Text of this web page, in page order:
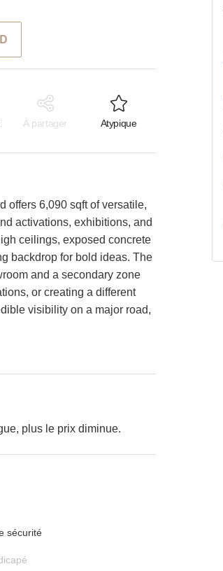
À partager Atypique
offers 6,090 sqft of versatile,
activations, exhibitions, and
ceilings, exposed concrete
backdrop for bold ideas. The
and a secondary zone
or creating a different
visibility on a major road,
plus le prix diminue.
sécurité